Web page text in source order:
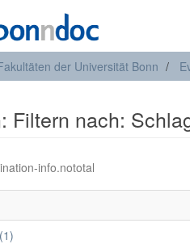
der Universität Bonn
Filtern nach:
info.nototal